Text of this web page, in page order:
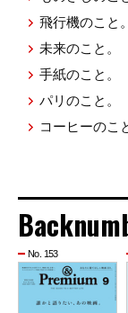
飛行機のこと
未来のこと。
手紙のこと。
パリのこと。
コーヒーの
No. 153